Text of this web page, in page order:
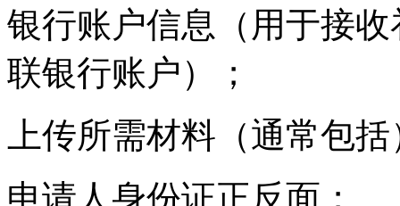
银行账户信息（用于接
联银行账户）；
上传所需材料（通常包
申请人身份证正反面；